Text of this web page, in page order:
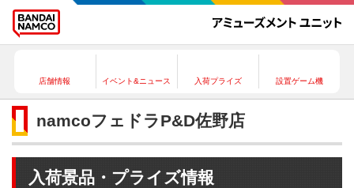
店舗情報 イベント&ニュース 入荷プライズ 設置ゲーム機
namcoフェドラP&D佐野店
入荷景品・プライズ情報